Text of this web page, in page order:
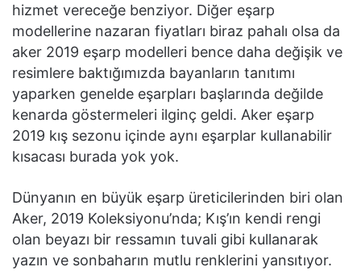
hizmet vereceğe benziyor. Diğer eşarp
modellerine nazaran fiyatları biraz pahalı olsa da
aker 2019 eşarp modelleri bence daha değişik ve
resimlere baktığımızda bayanların tanıtımı
yaparken genelde eşarpları başlarında değilde
kenarda göstermeleri ilginç geldi. Aker eşarp
2019 kış sezonu içinde aynı eşarplar kullanabilir
kısacası burada yok yok.
Dünyanın en büyük eşarp üreticilerinden biri olan
Aker, 2019 Koleksiyonu’nda; Kış’ın kendi rengi
olan beyazı bir ressamın tuvali gibi kullanarak
yazın ve sonbaharın mutlu renklerini yansıtıyor.